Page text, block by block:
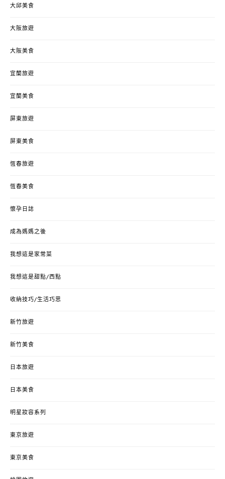
大邱美食
大阪旅遊
大阪美食
宜蘭旅遊
宜蘭美食
屏東旅遊
屏東美食
恆春旅遊
恆春美食
懷孕日誌
成為媽媽之後
我想這是家常菜
我想這是甜點/西點
收納技巧/生活巧思
新竹旅遊
新竹美食
日本旅遊
日本美食
明星妝容系列
東京旅遊
東京美食